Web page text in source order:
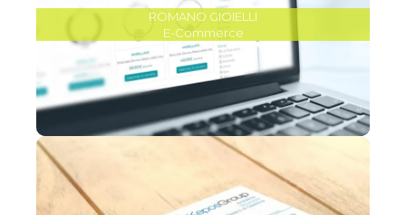
ROMANO GIOIELLI
E-Commerce